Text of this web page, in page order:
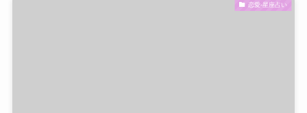
恋愛-星座占い